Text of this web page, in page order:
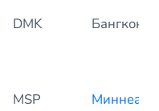
DMK Бангкок
MSP